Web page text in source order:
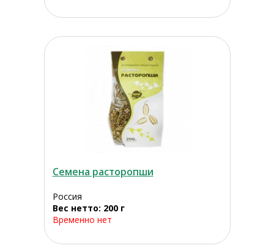
Семена расторопши
Россия
Вес нетто: 200 г
Временно нет